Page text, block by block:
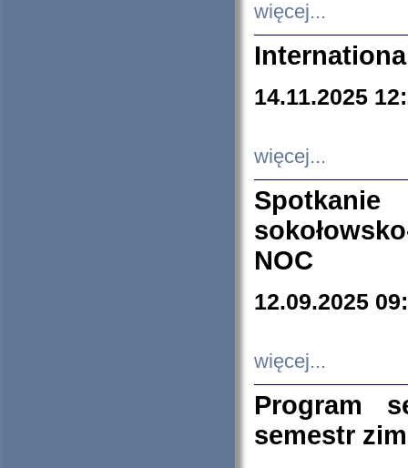
więcej...
14.11.2025
więcej...
NOC
12.09.2025
więcej...
Program
semestr